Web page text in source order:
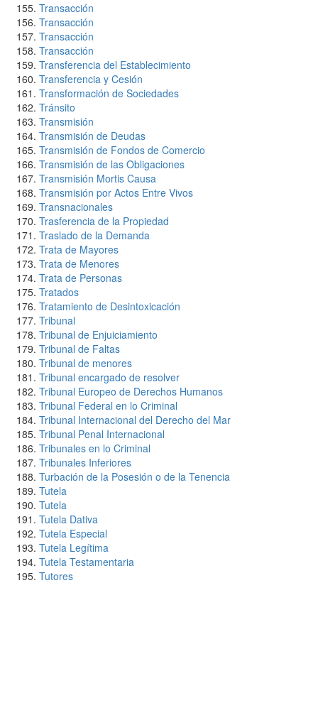
Transacción
Transacción
Transacción
Transacción
Transferencia del Establecimiento
Transferencia y Cesión
Transformación de Sociedades
Tránsito
Transmisión
Transmisión de Deudas
Transmisión de Fondos de Comercio
Transmisión de las Obligaciones
Transmisión Mortis Causa
Transmisión por Actos Entre Vivos
Transnacionales
Trasferencia de la Propiedad
Traslado de la Demanda
Trata de Mayores
Trata de Menores
Trata de Personas
Tratados
Tratamiento de Desintoxicación
Tribunal
Tribunal de Enjuiciamiento
Tribunal de Faltas
Tribunal de menores
Tribunal encargado de resolver
Tribunal Europeo de Derechos Humanos
Tribunal Federal en lo Criminal
Tribunal Internacional del Derecho del Mar
Tribunal Penal Internacional
Tribunales en lo Criminal
Tribunales Inferiores
Turbación de la Posesión o de la Tenencia
Tutela
Tutela
Tutela Dativa
Tutela Especial
Tutela Legítima
Tutela Testamentaria
Tutores